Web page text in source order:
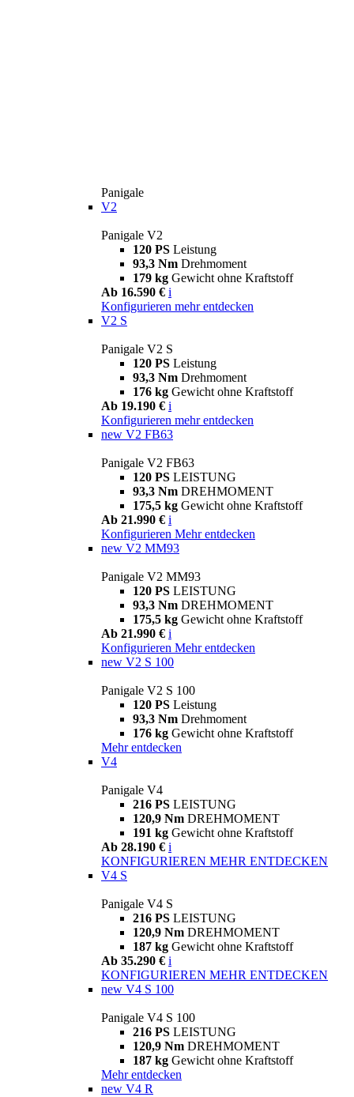
Panigale
V2
Panigale V2
120 PS Leistung
93,3 Nm Drehmoment
179 kg Gewicht ohne Kraftstoff
Ab 16.590 € i
Konfigurieren mehr entdecken
V2 S
Panigale V2 S
120 PS Leistung
93,3 Nm Drehmoment
176 kg Gewicht ohne Kraftstoff
Ab 19.190 € i
Konfigurieren mehr entdecken
new V2 FB63
Panigale V2 FB63
120 PS LEISTUNG
93,3 Nm DREHMOMENT
175,5 kg Gewicht ohne Kraftstoff
Ab 21.990 € i
Konfigurieren Mehr entdecken
new V2 MM93
Panigale V2 MM93
120 PS LEISTUNG
93,3 Nm DREHMOMENT
175,5 kg Gewicht ohne Kraftstoff
Ab 21.990 € i
Konfigurieren Mehr entdecken
new V2 S 100
Panigale V2 S 100
120 PS Leistung
93,3 Nm Drehmoment
176 kg Gewicht ohne Kraftstoff
Mehr entdecken
V4
Panigale V4
216 PS LEISTUNG
120,9 Nm DREHMOMENT
191 kg Gewicht ohne Kraftstoff
Ab 28.190 € i
KONFIGURIEREN MEHR ENTDECKEN
V4 S
Panigale V4 S
216 PS LEISTUNG
120,9 Nm DREHMOMENT
187 kg Gewicht ohne Kraftstoff
Ab 35.290 € i
KONFIGURIEREN MEHR ENTDECKEN
new V4 S 100
Panigale V4 S 100
216 PS LEISTUNG
120,9 Nm DREHMOMENT
187 kg Gewicht ohne Kraftstoff
Mehr entdecken
new V4 R